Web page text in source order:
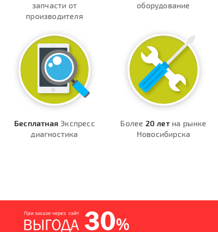
запчасти от
производителя
оборудование
Бесплатная Экспресс
диагностика
Более 20 летна рынке
Новосибирска